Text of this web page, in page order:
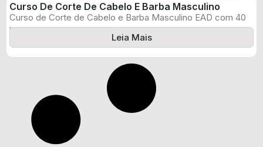
Curso De Corte De Cabelo E Barba Masculino
Curso de Corte de Cabelo e Barba Masculino EAD com 40
horas, certificado ...
Leia Mais